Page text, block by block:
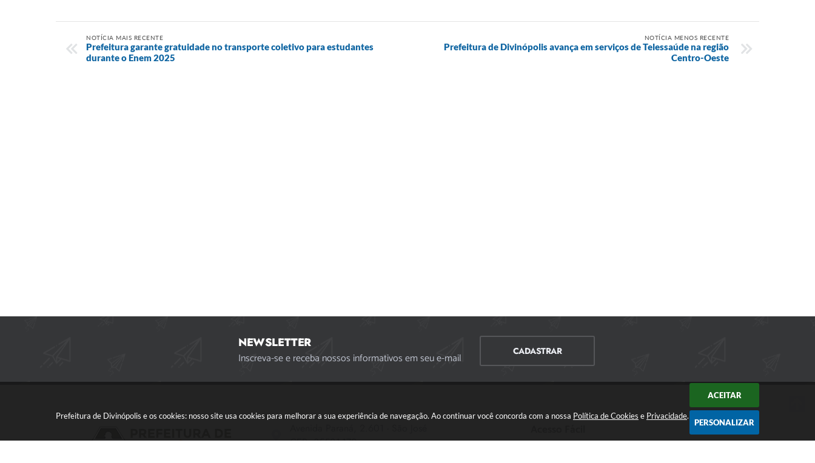
Prefeitura de Divinópolis e os cookies: nosso site usa cookies para melhorar a sua experiência de navegação. Ao continuar você concorda com a nossa Política de Cookies e Privacidade.
ACEITAR
PERSONALIZAR
NOTÍCIA MAIS RECENTE
Prefeitura garante gratuidade no transporte coletivo para estudantes
durante o Enem 2025
NOTÍCIA MENOS RECENTE
Prefeitura de Divinópolis avança em serviços de Telessaúde na região
Centro-Oeste
NEWSLETTER
Inscreva-se e receba nossos informativos em seu e-mail CADASTRAR
CEP: 35501-170